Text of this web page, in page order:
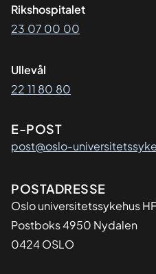
Rikshospitalet
23 07 00 00
Ullevål
22 11 80 80
E-POST
post@oslo-
Adresse
POSTADRESSE
Oslo universitetssykehus HF
Postboks 4950 Nydalen
0424 OSLO